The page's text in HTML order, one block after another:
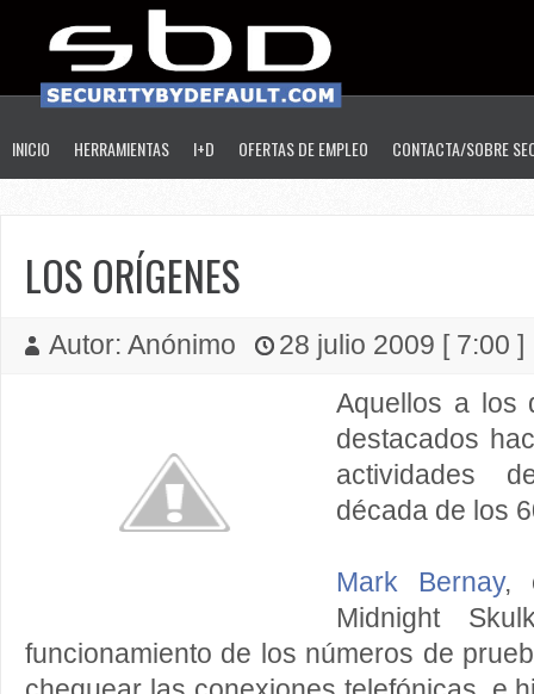
INICIO HERRAMIENTAS I+D OFERTAS DE EMPLEO CONTACTA/SOBRE
LOS ORÍGENES
Autor: Anónimo
28 julio 2009 [ 7:00 ]
Aquellos a los
destacados
actividades
década de los
Mark Bernay,
Midnight
funcionamiento de los números de